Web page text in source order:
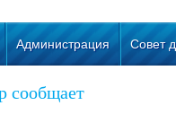
Администрация Совет
сообщает